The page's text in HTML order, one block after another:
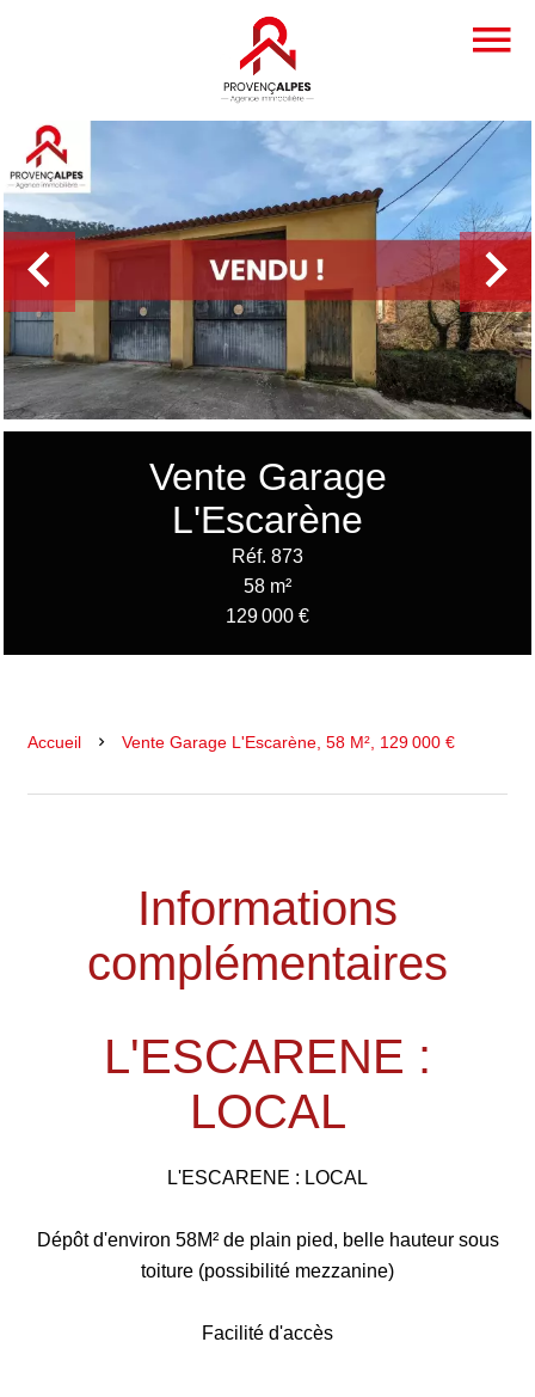
Vente Garage
L'Escarène
Réf. 873
58 m²
129 000 €
Accueil Vente Garage L'Escarène, 58 M², 129 000 €
Informations
complémentaires
L'ESCARENE :
LOCAL
L'ESCARENE : LOCAL
Dépôt d'environ 58M² de plain pied, belle hauteur sous
toiture (possibilité mezzanine)
Facilité d'accès